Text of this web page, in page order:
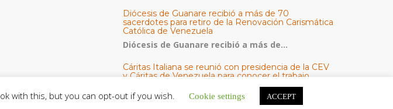
Diócesis de Guanare recibió a más de 70
sacerdotes para retiro de la Renovación Carismática
Católica de Venezuela
Diócesis de Guanare recibió a más de...
Cáritas Italiana se reunió con presidencia de la CEV
y Cáritas de Venezuela para conocer el trabajo
Una delegación encabezada por el padre Marco...
with this, but you can opt-out if you wish. Cookie settings ACCEPT